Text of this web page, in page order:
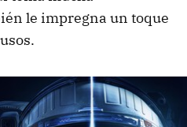
le impregna un toque